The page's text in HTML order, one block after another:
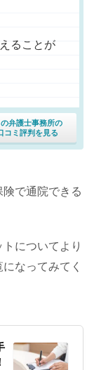
の弁護士事務所の
コミ評判を見る
ることが
で通院できる
についてより
なってみてく